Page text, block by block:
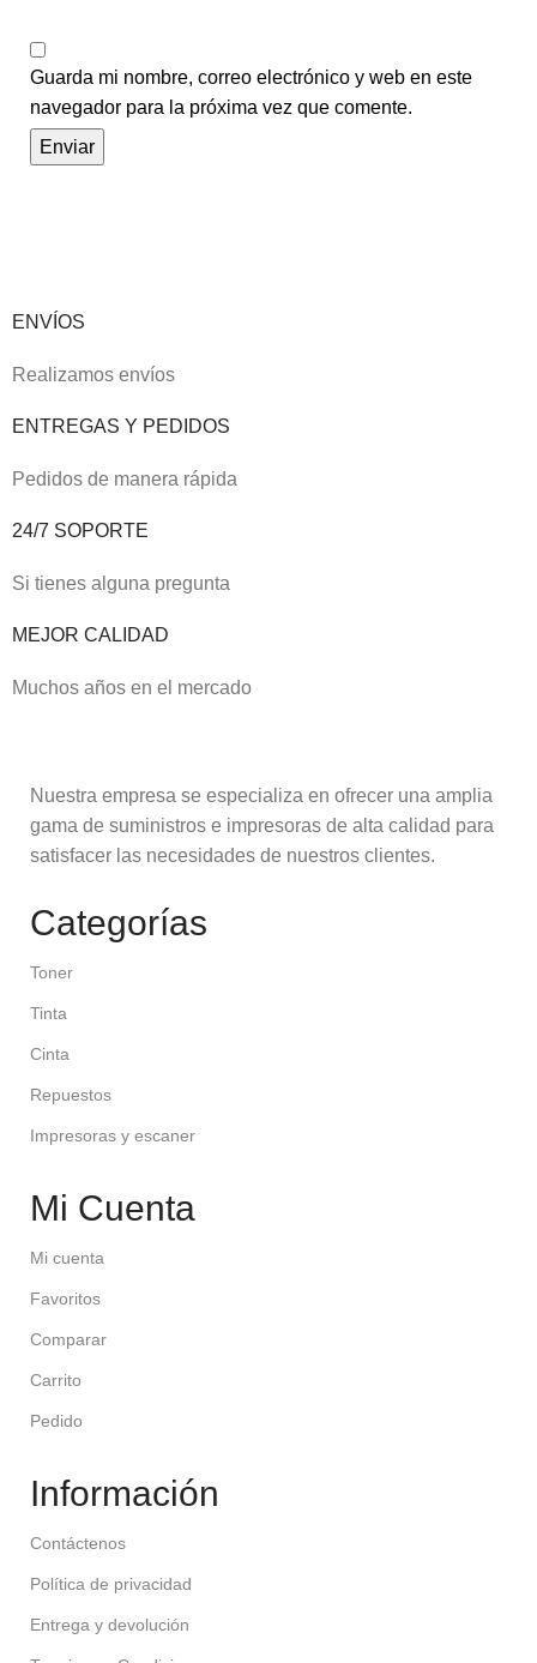
Guarda mi nombre, correo electrónico y web en este
navegador para la próxima vez que comente.
ENVÍOS
Realizamos envíos
ENTREGAS Y PEDIDOS
Pedidos de manera rápida
24/7 SOPORTE
Si tienes alguna pregunta
MEJOR CALIDAD
Muchos años en el mercado
Nuestra empresa se especializa en ofrecer una amplia
gama de suministros e impresoras de alta calidad para
satisfacer las necesidades de nuestros clientes.
Categorías
Toner
Tinta
Cinta
Repuestos
Impresoras y escaner
Mi Cuenta
Mi cuenta
Favoritos
Comparar
Carrito
Pedido
Información
Contáctenos
Política de privacidad
Entrega y devolución